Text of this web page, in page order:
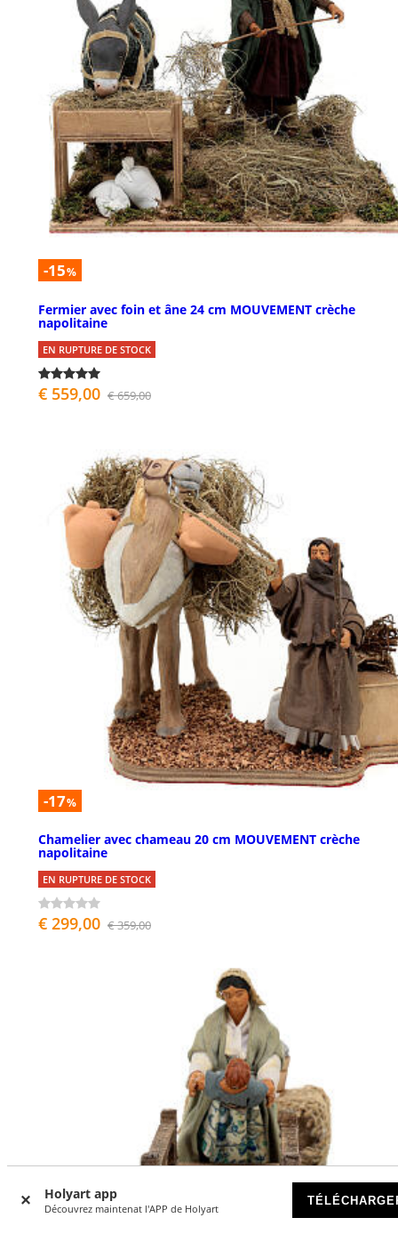
Holyart app
Découvrez maintenat l'APP de Holyart
-15%
Fermier avec foin et âne 24 cm MOUVEMENT crèche
napolitaine
EN RUPTURE DE STOCK
€ 559,00 € 659,00
-17%
Chamelier avec chameau 20 cm MOUVEMENT crèche
napolitaine
EN RUPTURE DE STOCK
€ 299,00 € 359,00